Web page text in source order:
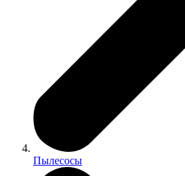
Пылесосы